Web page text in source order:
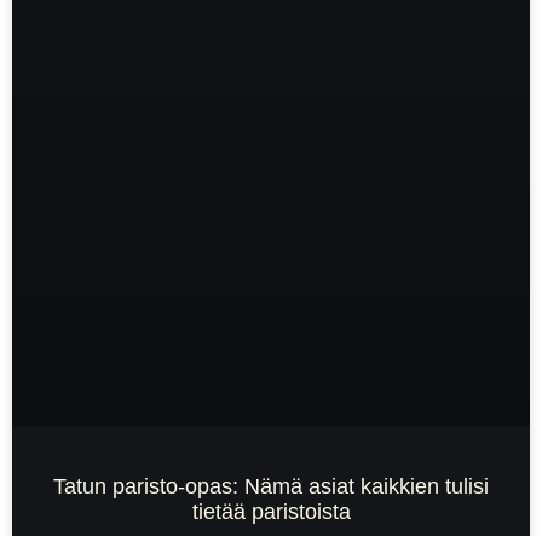
Tatun paristo-opas: Nämä asiat kaikkien tulisi
tietää paristoista